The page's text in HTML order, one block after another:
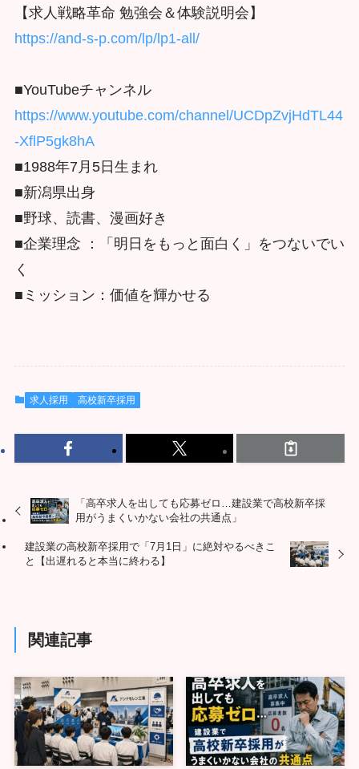
【求人戦略革命 勉強会＆体験説明会】
https://and-s-p.com/lp/lp1-all/
■YouTubeチャンネル
https://www.youtube.com/channel/UCDpZvjHdTL44
-XflP5gk8hA
■1988年7月5日生まれ
■新潟県出身
■野球、読書、漫画好き
■企業理念 ：「明日をもっと面白く」をつないでい
く
■ミッション：価値を輝かせる
求人採用 高校新卒採用
「高卒求人を出しても応募ゼロ…建設業で高校新卒採
用がうまくいかない会社の共通点」
建設業の高校新卒採用で「7月1日」に絶対やるべきこ
と【出遅れると本当に終わる】
関連記事